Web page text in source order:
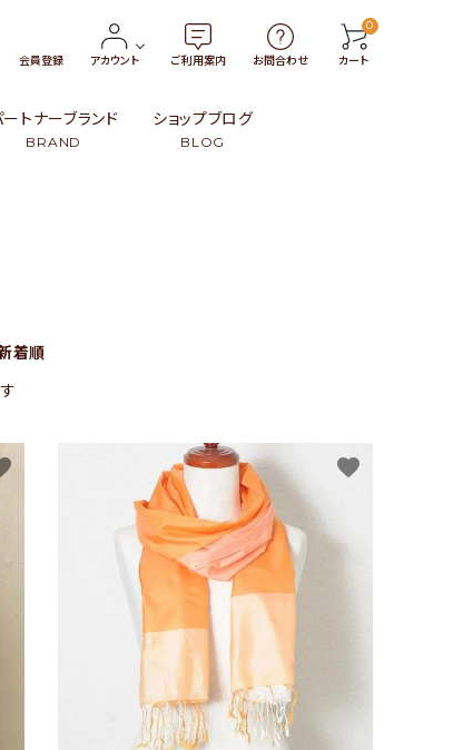
会員登録 アカウント ご利用案内 お問合わせ
0
カート
（ラタン）・葦
ートナーブランド
BRAND
ショップブログ
BLOG
着順
favorite